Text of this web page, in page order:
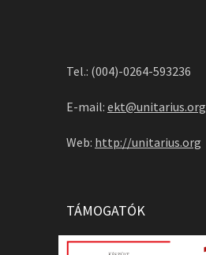
Tel.: (004)-0264-593236
E-mail: ekt@unitarius.org
Web: http://unitarius.org
TÁMOGATÓK